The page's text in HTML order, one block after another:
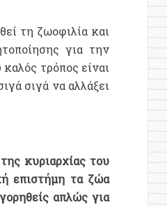
τη ζωοφιλία και
για την
τρόπος είναι
σιγά να αλλάξει
κυριαρχίας του
επιστήμη τα ζώα
απλώς για